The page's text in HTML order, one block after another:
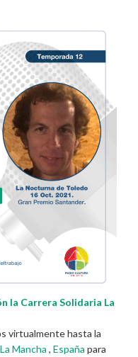
la Carrera Solidaria La
virtualmente hasta la
Mancha , España para